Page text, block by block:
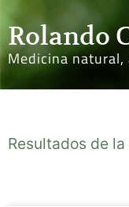
Rolando
Medicina
Resultados de